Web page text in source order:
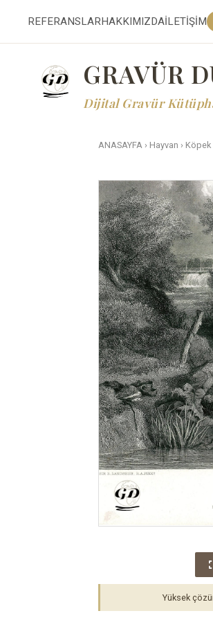
REFERANSLARHAKKIMIZDAİLETİŞİM
GRAVÜR
Dijital Gravür
ANASAYFA › Hayvan › Köpek
Yüksek